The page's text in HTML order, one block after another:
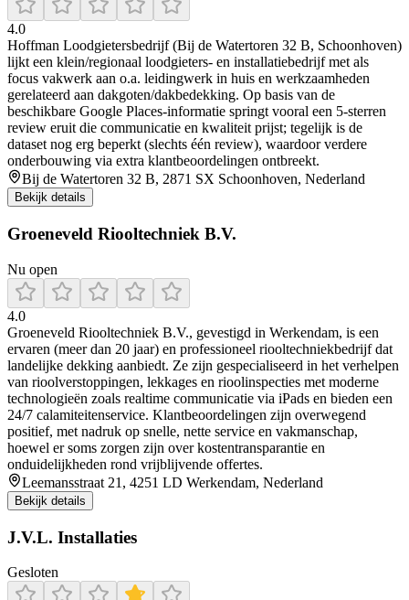
4.0
Hoffman Loodgietersbedrijf (Bij de Watertoren 32 B, Schoonhoven)
lijkt een klein/regionaal loodgieters- en installatiebedrijf met als
focus vakwerk aan o.a. leidingwerk in huis en werkzaamheden
gerelateerd aan dakgoten/dakbedekking. Op basis van de
beschikbare Google Places-informatie springt vooral een 5-sterren
review eruit die communicatie en kwaliteit prijst; tegelijk is de
dataset nog erg beperkt (slechts één review), waardoor verdere
onderbouwing via extra klantbeoordelingen ontbreekt.
Bij de Watertoren 32 B, 2871 SX Schoonhoven, Nederland
Bekijk details
Groeneveld Riooltechniek B.V.
Nu open
4.0
Groeneveld Riooltechniek B.V., gevestigd in Werkendam, is een
ervaren (meer dan 20 jaar) en professioneel riooltechniekbedrijf dat
landelijke dekking aanbiedt. Ze zijn gespecialiseerd in het verhelpen
van rioolverstoppingen, lekkages en rioolinspecties met moderne
technologieën zoals realtime communicatie via iPads en bieden een
24/7 calamiteitenservice. Klantbeoordelingen zijn overwegend
positief, met nadruk op snelle, nette service en vakmanschap,
hoewel er soms zorgen zijn over kostentransparantie en
onduidelijkheden rond vrijblijvende offertes.
Leemansstraat 21, 4251 LD Werkendam, Nederland
Bekijk details
J.V.L. Installaties
Gesloten